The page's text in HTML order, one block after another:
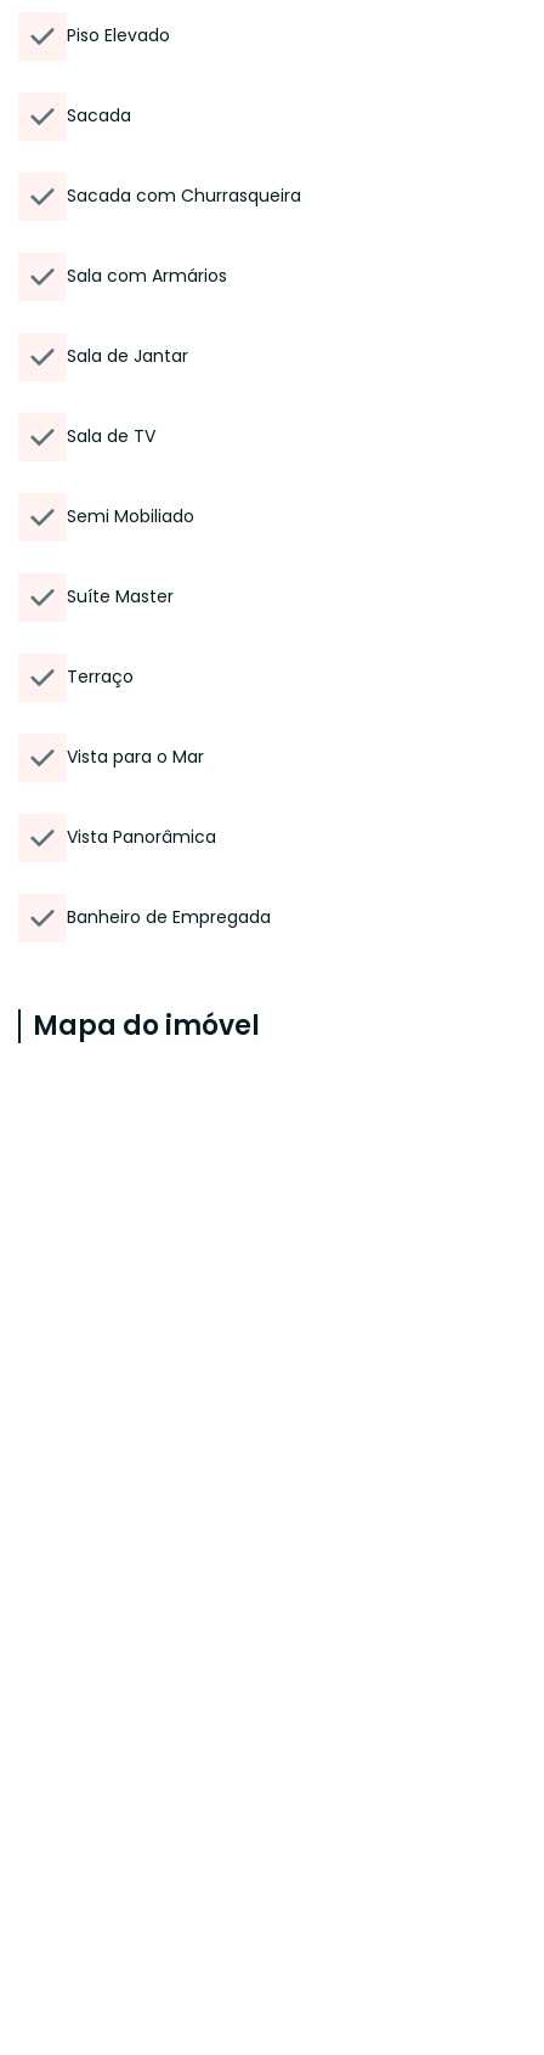
Piso Elevado
Sacada
Sacada com Churrasqueira
Sala com Armários
Sala de Jantar
Sala de TV
Semi Mobiliado
Suíte Master
Terraço
Vista para o Mar
Vista Panorâmica
Banheiro de Empregada
Mapa do imóvel